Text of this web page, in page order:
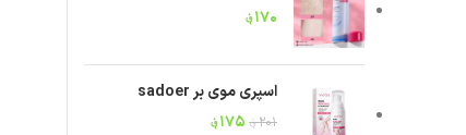
۱۷۰؋
اسپری موی بر sadoer
۲۰۱؋ ۱۷۵؋